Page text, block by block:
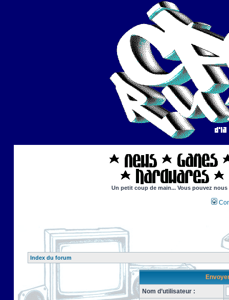
Un petit coup de main... Vous pouvez
Index du forum
Nom d’utilisateur :